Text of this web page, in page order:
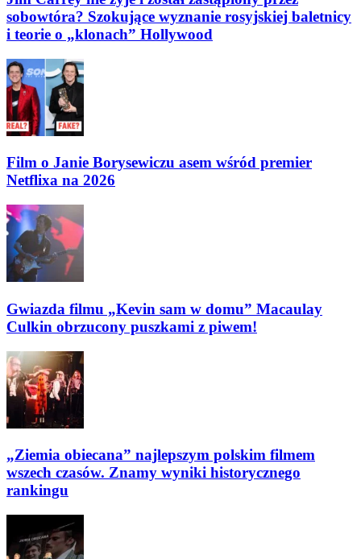
sobowtóra? Szokujące wyznanie rosyjskiej baletnicy
i teorie o „klonach” Hollywood
Film o Janie Borysewiczu asem wśród premier
Netflixa na 2026
Gwiazda filmu „Kevin sam w domu” Macaulay
Culkin obrzucony puszkami z piwem!
„Ziemia obiecana” najlepszym polskim filmem
wszech czasów. Znamy wyniki historycznego
rankingu